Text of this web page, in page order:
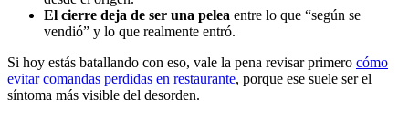
El cierre deja de ser una pelea entre lo que “según se
vendió” y lo que realmente entró.
Si hoy estás batallando con eso, vale la pena revisar primero cómo
evitar comandas perdidas en restaurante, porque ese suele ser el
síntoma más visible del desorden.